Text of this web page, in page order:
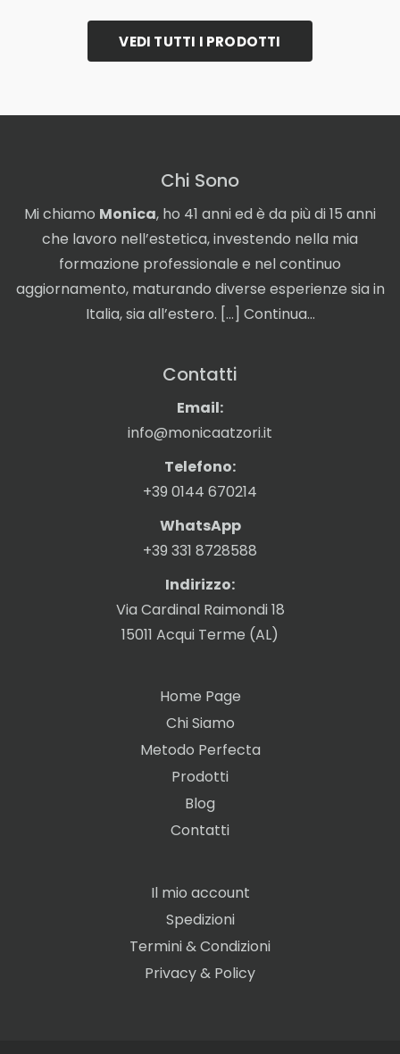
VEDI TUTTI I PRODOTTI
Chi Sono
Mi chiamo Monica, ho 41 anni ed è da più di 15 anni
che lavoro nell’estetica, investendo nella mia
formazione professionale e nel continuo
aggiornamento, maturando diverse esperienze sia in
Italia, sia all’estero. […] Continua…
Contatti
Email:
info@monicaatzori.it
Telefono:
+39 0144 670214
WhatsApp
+39 331 8728588
Indirizzo:
Via Cardinal Raimondi 18
15011 Acqui Terme (AL)
Home Page
Chi Siamo
Metodo Perfecta
Prodotti
Blog
Contatti
Il mio account
Spedizioni
Termini & Condizioni
Privacy & Policy